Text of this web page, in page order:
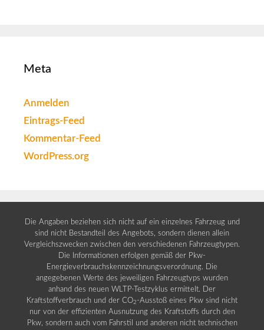
Meta
Anmelden
Eintrags-Feed
Kommentar-Feed
WordPress.org
Die Angaben beziehen sich nicht auf ein einzelnes Fahrzeug und
sind nicht Bestandteil des Angebots, sondern dienen allein
Vergleichszwecken zwischen den verschiedenen Fahrzeugtypen.
Die Informationen erfolgen gemäß der Pkw-
Energieverbrauchskennzeichnungsverordnung. Die
angegebenen Werte des jeweiligen Fahrzeugtyps wurden
anhand des neuen WLTP-Testzyklus ermittelt. Der
Kraftstoffverbrauch und der CO2 -Ausstoß eines Pkw sind nicht
nur von der effizienten Ausnutzung des Kraftstoffs durch den
Pkw, sondern auch vom Fahrstil und anderen nicht technischen